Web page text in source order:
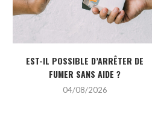
EST-IL POSSIBLE D’ARRÊTER DE
FUMER SANS AIDE ?
04/08/2026